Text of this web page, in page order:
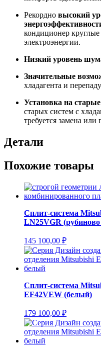
Рекордно высокий
кондиционер круглые
электроэнергии.
Низкий уровень
Значительные
хладагента и
Установка на
старых систем с
требуется замена
Детали
Похожие товары
Сплит-система
LN25VGR
145 100,00 ₽
Сплит-система
EF42VEW (белый)
179 100,00 ₽